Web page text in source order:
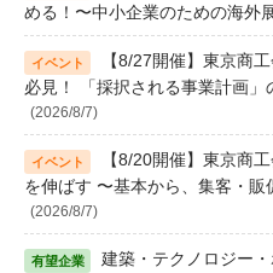
める！〜中小企業のための海外
【8/27開催】東京商
必見！ 「採択される事業計画」
(2026/8/7)
【8/20開催】東京商
を伸ばす 〜基本から、集客・販
(2026/8/7)
建築・テクノロジー